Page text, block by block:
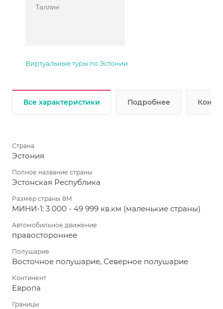
Таллин
Виртуальные туры по Эстонии
Все характеристики Подробнее
Страна
Эстония
Полное название страны
Эстонская Республика
Размер страны 8М
МИНИ-1: 3 000 - 49 999 кв.км (маленькие страны)
Автомобильное движение
правостороннее
Полушарие
Восточное полушарие, Северное полушарие
Континент
Европа
Границы